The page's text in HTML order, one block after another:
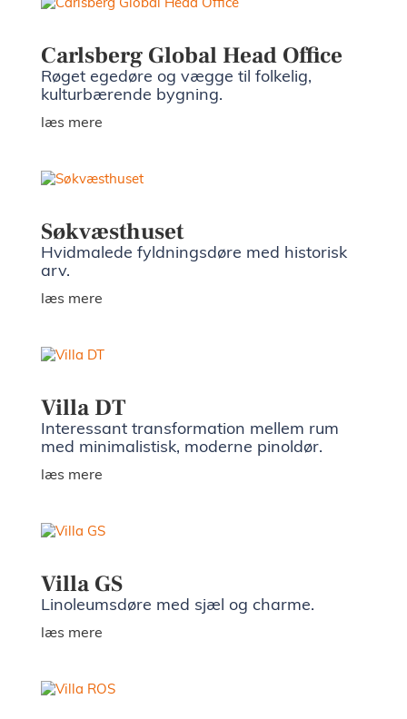
Carlsberg Global Head Office
Røget egedøre og vægge til folkelig,
kulturbærende bygning.
læs mere
Søkvæsthuset
Hvidmalede fyldningsdøre med historisk
arv.
læs mere
Villa DT
Interessant transformation mellem rum
med minimalistisk, moderne pinoldør.
læs mere
Villa GS
Linoleumsdøre med sjæl og charme.
læs mere